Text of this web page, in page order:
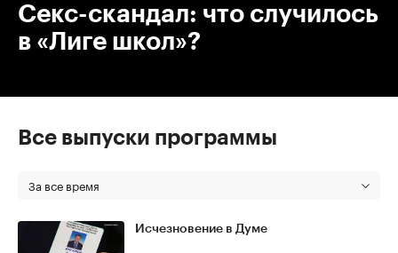
Секс-скандал: что случилось
в «Лиге школ»?
Все выпуски программы
За все время
Исчезновение в Думе